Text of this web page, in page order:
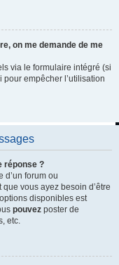
on me demande de me
via le formulaire intégré (si
pour empêcher l’utilisation
réponse ?
d’un forum ou
vous ayez besoin d’être
disponibles est
pouvez poster de
etc.